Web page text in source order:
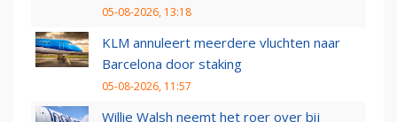
05-08-2026, 13:18
KLM annuleert meerdere vluchten naar
Barcelona door staking
05-08-2026, 11:57
Willie Walsh neemt het roer over bij